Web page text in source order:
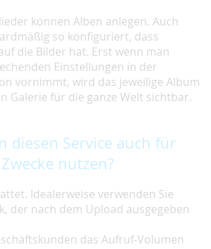
können Alben anlegen. Auch
so konfiguriert, dass
die Bilder hat. Erst wenn man
Einstellungen in der
vornimmt, wird das jeweilige Album
Galerie für die ganze Welt sichtbar.
diesen Service auch für
nutzen?
Idealerweise verwenden Sie
der nach dem Upload ausgegeben
das Aufruf-Volumen